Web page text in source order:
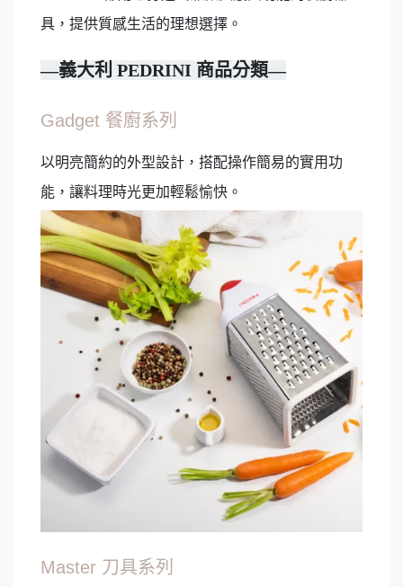
具，提供質感生活的理想選擇。
—義大利 PEDRINI 商品分類—
Gadget 餐廚系列
以明亮簡約的外型設計，搭配操作簡易的實用功
能，讓料理時光更加輕鬆愉快。
Master 刀具系列